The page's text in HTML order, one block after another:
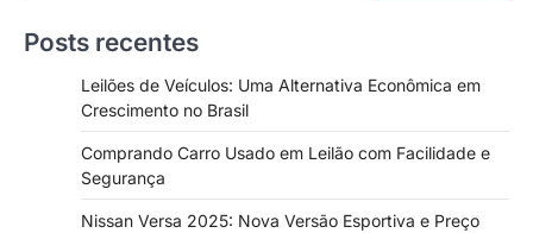
Posts recentes
Leilões de Veículos: Uma Alternativa Econômica em
Crescimento no Brasil
Comprando Carro Usado em Leilão com Facilidade e
Segurança
Nissan Versa 2025: Nova Versão Esportiva e Preço